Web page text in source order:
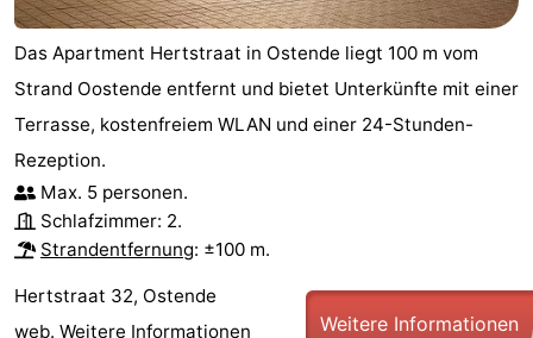
Das Apartment Hertstraat in Ostende liegt 100 m vom
Strand Oostende entfernt und bietet Unterkünfte mit einer
Terrasse, kostenfreiem WLAN und einer 24-Stunden-
Rezeption.
Max. 5 personen.
Schlafzimmer: 2.
Strandentfernung: ±100 m.
Hertstraat 32, Ostende
web. Weitere Informationen Weitere Informationen